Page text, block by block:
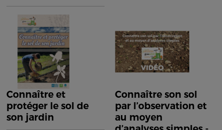
Connaître et
protéger le sol de
son jardin
Connaître son sol
par l’observation et
au moyen